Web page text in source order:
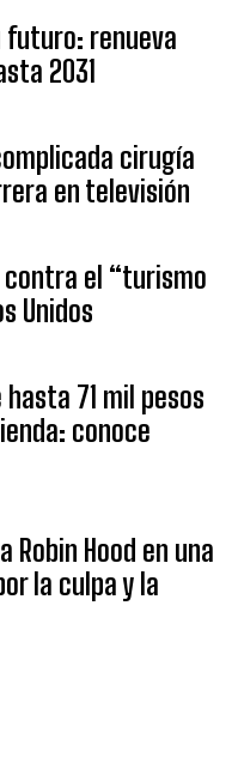
futuro: renueva
2031
cirugía
en televisión
contra el “turismo
Unidos
71 mil pesos
conoce
Robin Hood en una
la culpa y la